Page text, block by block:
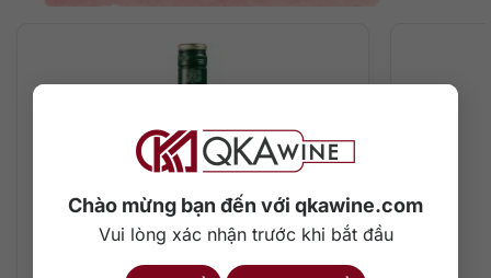
Chào mừng bạn đến với qkawine.com
Vui lòng xác nhận trước khi bắt đầu
lạnh, pha chế cocktail
Mô tả hương vị rượu
phức tạp của hương vị sau thời gian ngâm ủ phù hợp.
– Hương thơm đa dạng hấp dẫn trên mũi với gợi ý của thảo
dược, gia vị (quế, đinh hương, hồi), trái cây chín đỏ và cam